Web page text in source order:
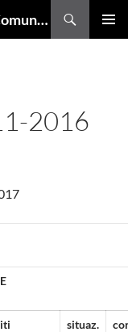
Amministrazione Trasparente del Comune di Trieste
2016
situaz.